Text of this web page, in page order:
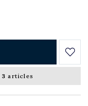
3 articles